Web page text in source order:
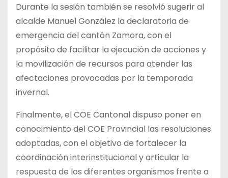
Durante la sesión también se resolvió sugerir al
alcalde Manuel González la declaratoria de
emergencia del cantón Zamora, con el
propósito de facilitar la ejecución de acciones y
la movilización de recursos para atender las
afectaciones provocadas por la temporada
invernal.
Finalmente, el COE Cantonal dispuso poner en
conocimiento del COE Provincial las resoluciones
adoptadas, con el objetivo de fortalecer la
coordinación interinstitucional y articular la
respuesta de los diferentes organismos frente a